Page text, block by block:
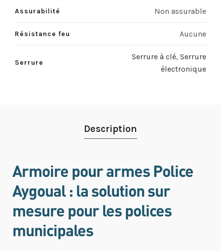
Assurabilité Non assurable
Résistance feu Aucune
Serrure
Serrure à clé, Serrure
électronique
Description
Armoire pour armes Police
Aygoual : la solution sur
mesure pour les polices
municipales